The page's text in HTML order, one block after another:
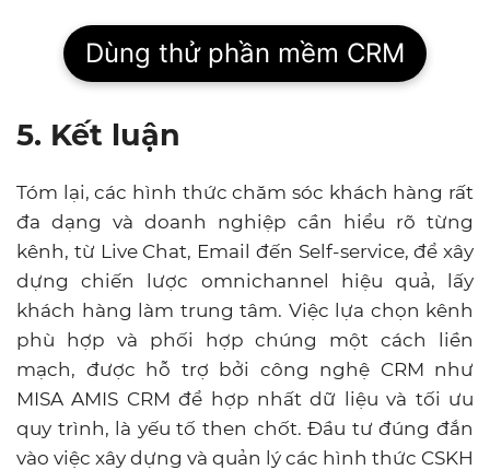
Dùng thử phần mềm CRM
5. Kết luận
Tóm lại, các hình thức chăm sóc khách hàng rất
đa dạng và doanh nghiệp cần hiểu rõ từng
kênh, từ Live Chat, Email đến Self-service, để xây
dựng chiến lược omnichannel hiệu quả, lấy
khách hàng làm trung tâm. Việc lựa chọn kênh
phù hợp và phối hợp chúng một cách liền
mạch, được hỗ trợ bởi công nghệ CRM như
MISA AMIS CRM để hợp nhất dữ liệu và tối ưu
quy trình, là yếu tố then chốt. Đầu tư đúng đắn
vào việc xây dựng và quản lý các hình thức CSKH